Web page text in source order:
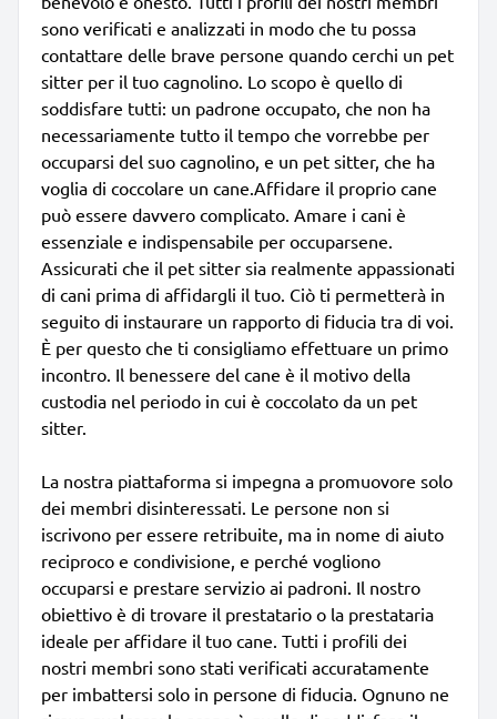
sono verificati e analizzati in modo che tu possa
contattare delle brave persone quando cerchi un pet
sitter per il tuo cagnolino. Lo scopo è quello di
soddisfare tutti: un padrone occupato, che non ha
necessariamente tutto il tempo che vorrebbe per
occuparsi del suo cagnolino, e un pet sitter, che ha
voglia di coccolare un cane.Affidare il proprio cane
può essere davvero complicato. Amare i cani è
essenziale e indispensabile per occuparsene.
Assicurati che il pet sitter sia realmente appassionati
di cani prima di affidargli il tuo. Ciò ti permetterà in
seguito di instaurare un rapporto di fiducia tra di voi.
È per questo che ti consigliamo effettuare un primo
incontro. Il benessere del cane è il motivo della
custodia nel periodo in cui è coccolato da un pet
sitter.
La nostra piattaforma si impegna a promuovore solo
dei membri disinteressati. Le persone non si
iscrivono per essere retribuite, ma in nome di aiuto
reciproco e condivisione, e perché vogliono
occuparsi e prestare servizio ai padroni. Il nostro
obiettivo è di trovare il prestatario o la prestataria
ideale per affidare il tuo cane. Tutti i profili dei
nostri membri sono stati verificati accuratamente
per imbattersi solo in persone di fiducia. Ognuno ne